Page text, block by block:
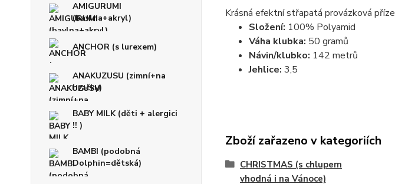
AMIGURUMI
(bavlna+akryl)
ANCHOR (s lurexem)
ANAKUZUSU (zimní+na
hračky)
BABY MILK (děti + alergici
!! )
BAMBI (podobná
Dolphin=dětská)
Krásná efektní střapatá provázková příze
Složení: 100% Polyamid
Váha klubka: 50 gramů
Návin/klubko: 142 metrů
Jehlice: 3,5
Zboží zařazeno v kategoriích
CHRISTMAS (s chlupem
vhodná i na Vánoce)